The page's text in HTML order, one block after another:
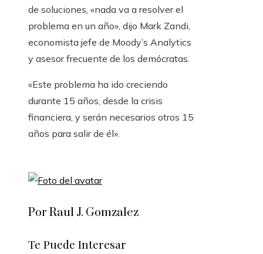
de soluciones, «nada va a resolver el
problema en un año», dijo Mark Zandi,
economista jefe de Moody’s Analytics
y asesor frecuente de los demócratas.
«Este problema ha ido creciendo
durante 15 años, desde la crisis
financiera, y serán necesarios otros 15
años para salir de él».
Por Raul J. Gomzalez
Te Puede Interesar